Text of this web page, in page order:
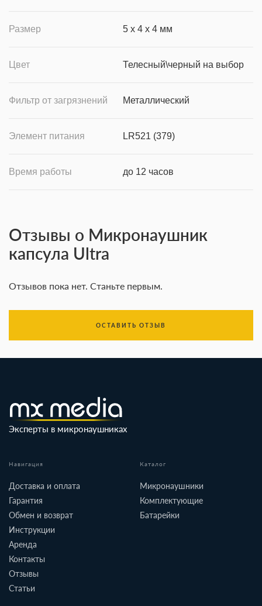
Размер 5 х 4 х 4 мм
Цвет Телесный\черный на выбор
Фильтр от загрязнений Металлический
Элемент питания LR521 (379)
Время работы до 12 часов
Отзывы о Микронаушник
капсула Ultra
Отзывов пока нет. Станьте первым.
ОСТАВИТЬ ОТЗЫВ
Эксперты в микронаушниках
Навигация
Доставка и оплата
Гарантия
Обмен и возврат
Инструкции
Аренда
Контакты
Отзывы
Статьи
Каталог
Микронаушники
Комплектующие
Батарейки